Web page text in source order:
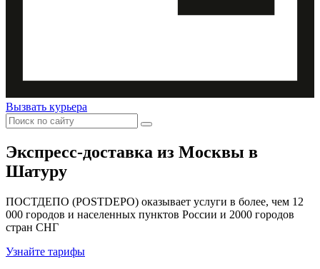
Вызвать курьера
Экспресс-доставка из Москвы в
Шатуру
ПОСТДЕПО (POSTDEPO) оказывает услуги в более, чем 12
000 городов и населенных пунктов России и 2000 городов
стран СНГ
Узнайте тарифы